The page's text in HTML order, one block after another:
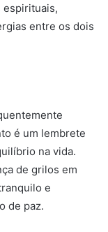
espirituais,
entre os dois
é um lembrete
na vida.
de grilos em
e
de paz.